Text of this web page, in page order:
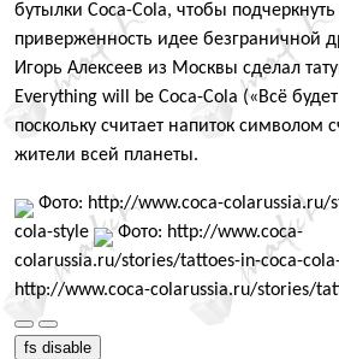
бутылки Coca-Cola, чтобы
приверженность идее безграничной
Игорь Алексеев из Москвы сделал
Everything will be Coca-Cola («Всё
поскольку считает напиток символом
жители всей планеты.
Фото: http://www.coca-colarussia.ru/
cola-style
Фото: http://www.coca-
colarussia.ru/stories/tattoes-in-coca-
http://www.coca-colarussia.ru/stories/
fs disable